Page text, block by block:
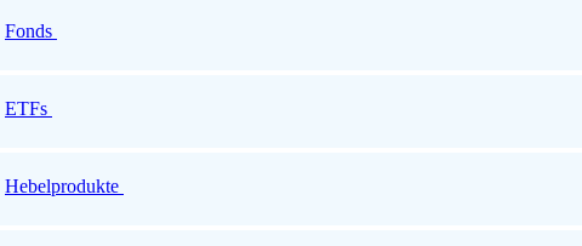
Fonds
ETFs
Hebelprodukte